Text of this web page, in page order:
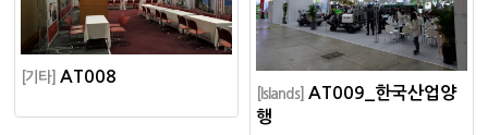
[Islands]
AT009_한국산업양
행
[기타] AT008